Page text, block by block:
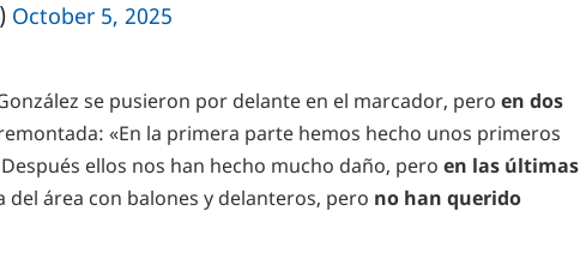
October 5, 2025
se pusieron por delante en el marcador, pero en dos
«En la primera parte hemos hecho unos primeros
ellos nos han hecho mucho daño, pero en las últimas
del área con balones y delanteros, pero no han querido